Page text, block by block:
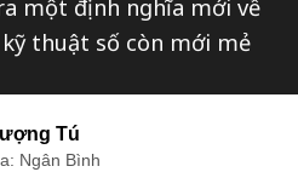
một định nghĩa mới về
thuật số còn mới mẻ
Tú
Ngân Bình